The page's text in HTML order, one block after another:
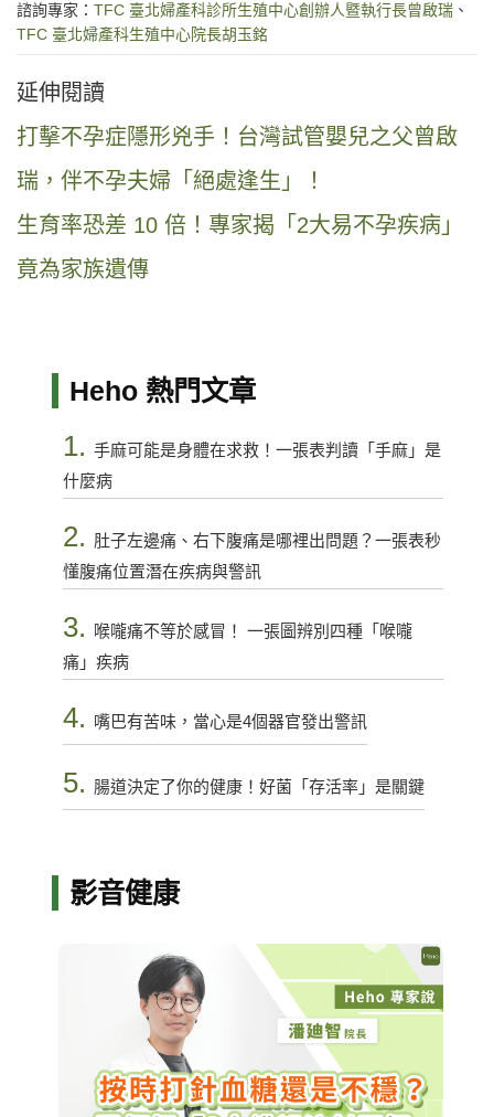
諮詢專家： TFC 臺北婦產科診所生殖中心創辦人暨執行長曾啟瑞 、
TFC 臺北婦產科生殖中心院長胡玉銘
延伸閱讀
打擊不孕症隱形兇手！台灣試管嬰兒之父曾啟
瑞，伴不孕夫婦「絕處逢生」！
生育率恐差 10 倍！專家揭「2大易不孕疾病」
竟為家族遺傳
Heho 熱門文章
1. 手麻可能是身體在求救！一張表判讀「手麻」是
什麼病
2. 肚子左邊痛、右下腹痛是哪裡出問題？一張表秒
懂腹痛位置潛在疾病與警訊
3.
喉嚨痛不等於感冒！ 一張圖辨別四種「喉嚨
痛」疾病
4. 嘴巴有苦味，當心是4個器官發出警訊
5. 腸道決定了你的健康！好菌「存活率」是關鍵
影音健康